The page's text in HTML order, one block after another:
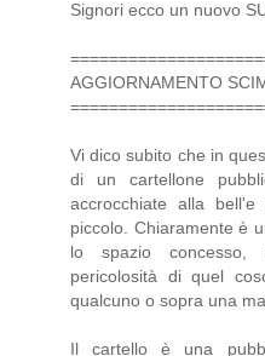
Signori ecco un nuovo
AGGIORNAMENTO
Vi dico subito che in
di un cartellone
accrocchiate alla
piccolo. Chiaramente è
lo spazio concesso,
pericolosità di quel
qualcuno o sopra una
Il cartello è una